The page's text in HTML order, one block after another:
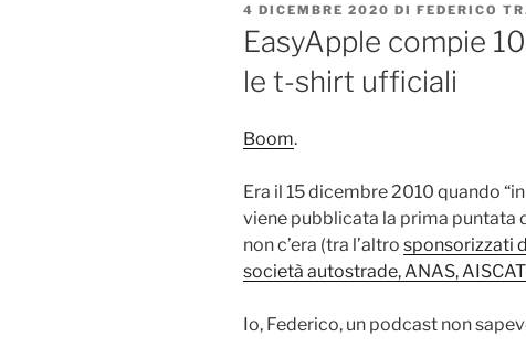
PUBBLICATO
IL
4 DICEMBRE 2020 DI FEDERICO
EasyApple compie
le t-shirt ufficiali
Boom.
Era il 15 dicembre 2010 quando
viene pubblicata la prima puntata
non c’era (tra l’altro sponsorizzati
società autostrade, ANAS,
Io, Federico, un podcast non